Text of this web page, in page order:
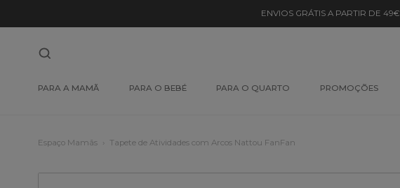
ENVIOS GRÁTIS A PARTIR DE 49€
PARA A MAMÃ PARA O BEBÉ PARA O QUARTO PROMOÇÕES
Espaço Mamãs Tapete de Atividades com Arcos Nattou FanFan